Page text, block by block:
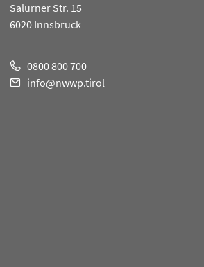
Salurner Str. 15
6020 Innsbruck
0800 800 700
info@nwwp.tirol